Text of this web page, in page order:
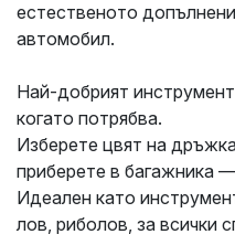
естественото
автомобил.
Най-добрият
когато потрябва.
Изберете цвят на
приберете в багажника
Идеалeн като
лов, риболов, за всички